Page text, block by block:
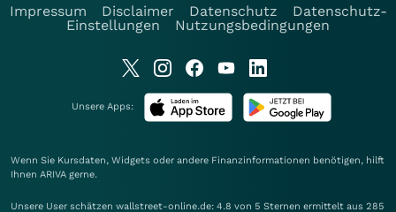
Impressum
Disclaimer Datenschutz
Datenschutz-
Einstellungen
Nutzungsbedingungen
Unsere Apps:
Wenn Sie Kursdaten, Widgets oder andere Finanzinformationen benötigen, hilft
Ihnen ARIVA gerne.
Unsere User schätzen wallstreet-online.de: 4.8 von 5 Sternen ermittelt aus 285